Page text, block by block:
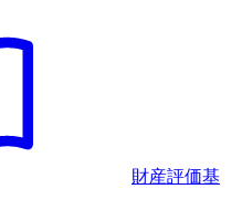
財産評価基